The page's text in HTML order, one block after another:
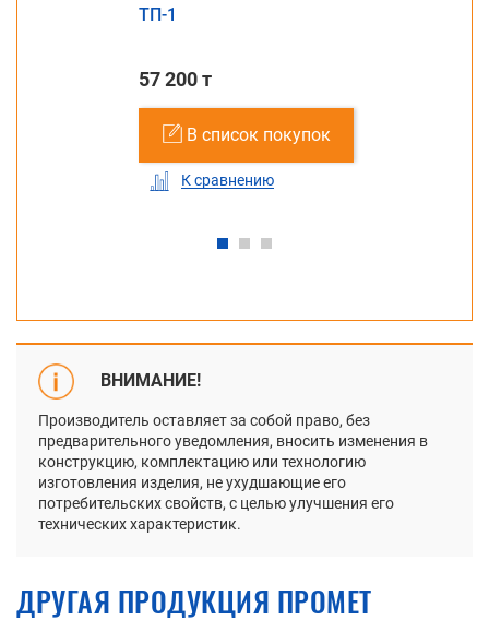
ТП-1
57 200 т
В список покупок
К сравнению
ВНИМАНИЕ!
Производитель оставляет за собой право, без
предварительного уведомления, вносить изменения в
конструкцию, комплектацию или технологию
изготовления изделия, не ухудшающие его
потребительских свойств, с целью улучшения его
технических характеристик.
ДРУГАЯ ПРОДУКЦИЯ ПРОМЕТ